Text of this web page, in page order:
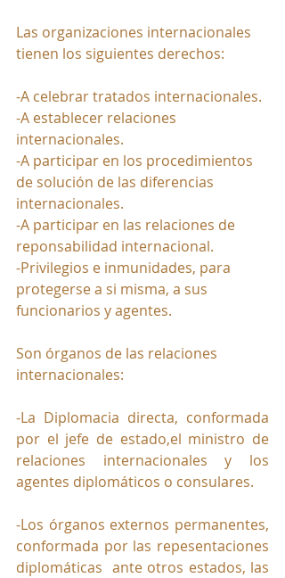
Las organizaciones internacionales
tienen los siguientes derechos:
-A celebrar tratados internacionales.
-A establecer relaciones
internacionales.
-A participar en los procedimientos
de solución de las diferencias
internacionales.
-A participar en las relaciones de
reponsabilidad internacional.
-Privilegios e inmunidades, para
protegerse a si misma, a sus
funcionarios y agentes.
Son órganos de las relaciones
internacionales:
-La Diplomacia directa, conformada
por el jefe de estado,el ministro de
relaciones internacionales y los
agentes diplomáticos o consulares.
-Los órganos externos permanentes,
conformada por las repesentaciones
diplomáticas  ante otros estados, las